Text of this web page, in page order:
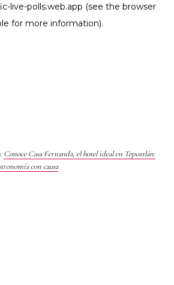
Conoce Casa Fernanda, el hotel ideal en Tepoztlán:
con causa